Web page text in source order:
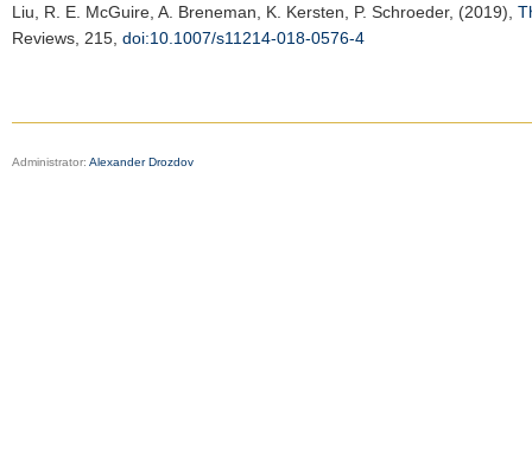
Liu, R. E. McGuire, A. Breneman, K. Kersten, P. Schroeder, (2019),
Reviews , 215, doi:10.1007/s11214-018-0576-4
Administrator: Alexander Drozdov